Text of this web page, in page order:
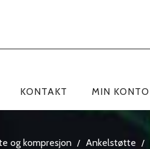
KONTAKT MIN KONTO
og kompresjon / Ankelstøtte /